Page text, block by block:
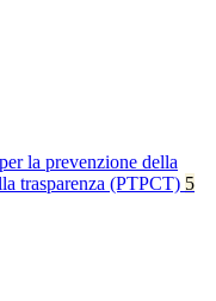
la prevenzione della
trasparenza (PTPCT) 5